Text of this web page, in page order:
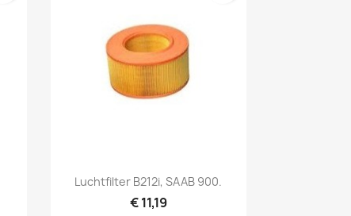
Snel bekijken
Luchtfilter B212i, SAAB 900.
€ 11,19